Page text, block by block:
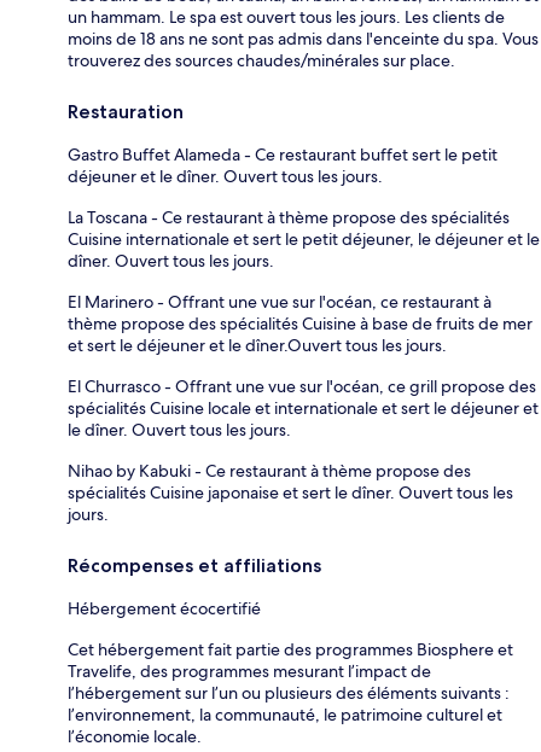
un hammam. Le spa est ouvert tous les jours. Les clients de
moins de 18 ans ne sont pas admis dans l'enceinte du spa. Vous
trouverez des sources chaudes/minérales sur place.
Restauration
Gastro Buffet Alameda - Ce restaurant buffet sert le petit
déjeuner et le dîner. Ouvert tous les jours.
La Toscana - Ce restaurant à thème propose des spécialités
Cuisine internationale et sert le petit déjeuner, le déjeuner et le
dîner. Ouvert tous les jours.
El Marinero - Offrant une vue sur l'océan, ce restaurant à
thème propose des spécialités Cuisine à base de fruits de mer
et sert le déjeuner et le dîner.Ouvert tous les jours.
El Churrasco - Offrant une vue sur l'océan, ce grill propose des
spécialités Cuisine locale et internationale et sert le déjeuner et
le dîner. Ouvert tous les jours.
Nihao by Kabuki - Ce restaurant à thème propose des
spécialités Cuisine japonaise et sert le dîner. Ouvert tous les
jours.
Récompenses et affiliations
Hébergement écocertifié
Cet hébergement fait partie des programmes Biosphere et
Travelife, des programmes mesurant l’impact de
l’hébergement sur l’un ou plusieurs des éléments suivants :
l’environnement, la communauté, le patrimoine culturel et
l’économie locale.